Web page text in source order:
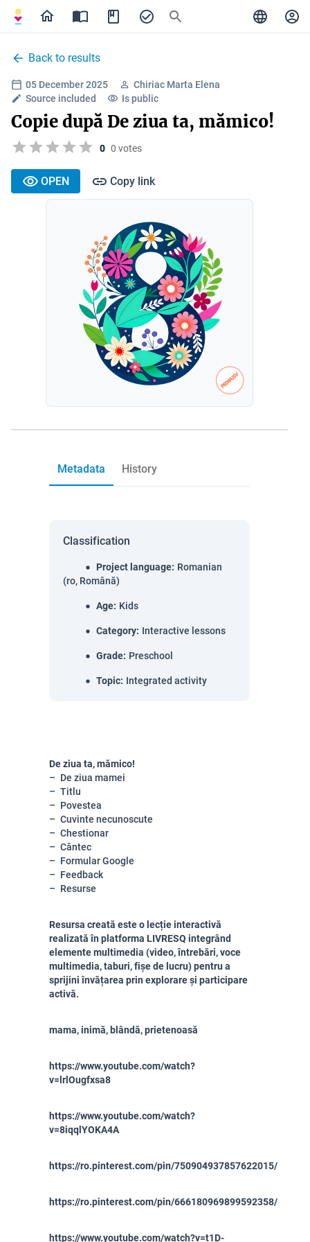
Back to results
05 December 2025
Chiriac Marta Elena
Source included
Is public
Copie după De ziua ta, mămico!
0 0 votes
OPEN Copy link
Metadata History
Classification
Project language: Romanian
(ro, Română)
Age: Kids
Category: Interactive lessons
Grade: Preschool
Topic: Integrated activity
De ziua ta, mămico!
De ziua mamei
Titlu
Povestea
Cuvinte necunoscute
Chestionar
Cântec
Formular Google
Feedback
Resurse
Resursa creată este o lecție interactivă
realizată în platforma LIVRESQ integrând
elemente multimedia (video, întrebări, voce
multimedia, taburi, fișe de lucru) pentru a
sprijini învățarea prin explorare și participare
activă.
mama, inimă, blândă, prietenoasă
https://www.youtube.com/watch?
v=lrlOugfxsa8
https://www.youtube.com/watch?
v=8iqqlYOKA4A
https://ro.pinterest.com/pin/750904937857622015/
https://ro.pinterest.com/pin/666180969899592358/
https://www.youtube.com/watch?v=t1D-